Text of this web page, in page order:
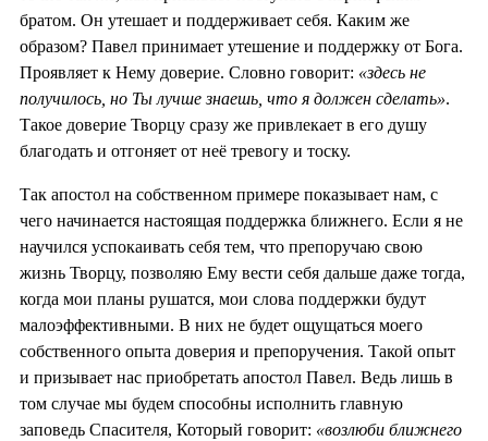
братом. Он утешает и поддерживает себя. Каким же
образом? Павел принимает утешение и поддержку от Бога.
Проявляет к Нему доверие. Словно говорит: «здесь не
получилось, но Ты лучше знаешь, что я должен сделать».
Такое доверие Творцу сразу же привлекает в его душу
благодать и отгоняет от неё тревогу и тоску.
Так апостол на собственном примере показывает нам, с
чего начинается настоящая поддержка ближнего. Если я не
научился успокаивать себя тем, что препоручаю свою
жизнь Творцу, позволяю Ему вести себя дальше даже тогда,
когда мои планы рушатся, мои слова поддержки будут
малоэффективными. В них не будет ощущаться моего
собственного опыта доверия и препоручения. Такой опыт
и призывает нас приобретать апостол Павел. Ведь лишь в
том случае мы будем способны исполнить главную
заповедь Спасителя, Который говорит: «возлюби ближнего